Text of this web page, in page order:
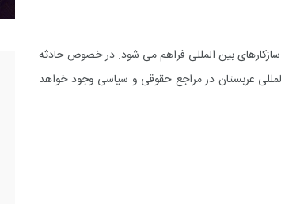
بین المللی فراهم می شود. در خصوص حادثه
عربستان در مراجع حقوقی و سیاسی وجود خواهد